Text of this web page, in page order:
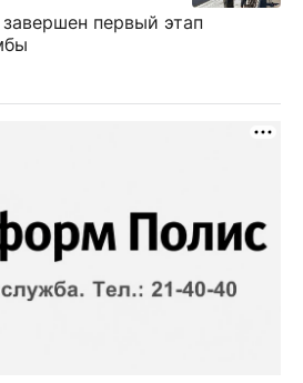
первый этап